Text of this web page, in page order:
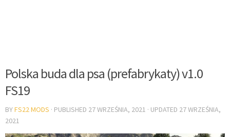
Polska buda dla psa (prefabrykaty) v1.0
FS19
BYFS22 MODS · PUBLISHED 27 WRZEŚNIA, 2021 · UPDATED 27 WRZEŚNIA,
2021